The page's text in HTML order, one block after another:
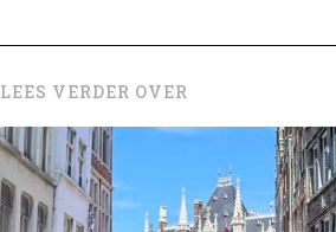
LEES VERDER OVER